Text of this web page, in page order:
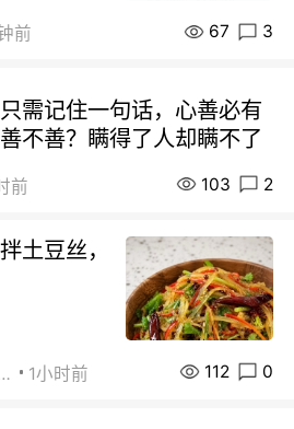
前 67 3
需记住一句话，心善必有
不善？瞒得了人却瞒不了
前 103 2
土豆丝，
要联系 1小时前 112 0